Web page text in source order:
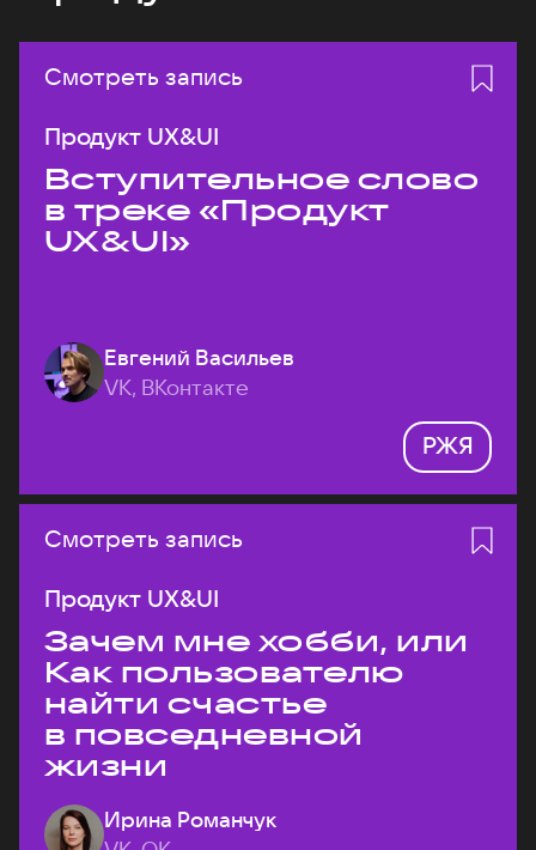
Смотреть запись
Продукт UX&UI
Вступительное слово
в треке «Продукт
UX&UI»
Евгений Васильев
VK, ВКонтакте
РЖЯ
Смотреть запись
Продукт UX&UI
Зачем мне хобби, или
Как пользователю
найти счастье
в повседневной
жизни
Ирина Романчук